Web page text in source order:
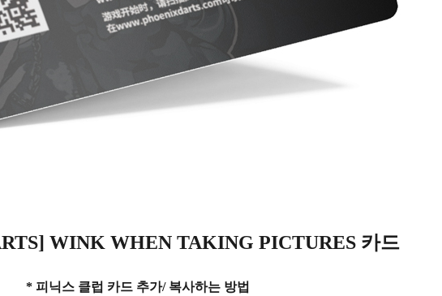
WINK WHEN TAKING PICTURES 카드
* 피닉스 클럽 카드 추가/ 복사하는 방법